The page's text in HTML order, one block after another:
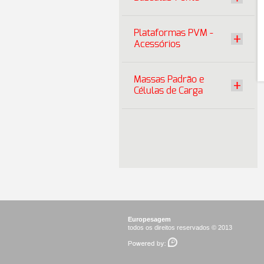
Plataformas PVM -
Acessórios
Massas Padrão e
Células de Carga
Europesagem
todos os direitos reservados © 2013